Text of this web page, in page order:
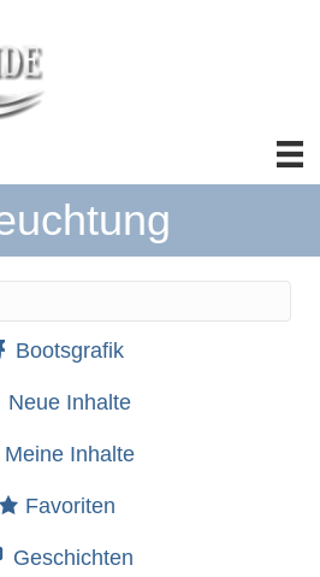
der automatischen
Bootsgrafik
Neue Inhalte
Meine Inhalte
Favoriten
Geschichten